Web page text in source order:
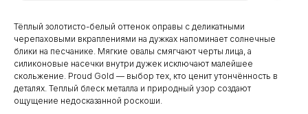
Тёплый золотисто-белый оттенок оправы с деликатными
черепаховыми вкраплениями на дужках напоминает солнечные
блики на песчанике. Мягкие овалы смягчают черты лица, а
силиконовые насечки внутри дужек исключают малейшее
скольжение. Proud Gold — выбор тех, кто ценит утончённость в
деталях. Теплый блеск металла и природный узор создают
ощущение недосказанной роскоши.